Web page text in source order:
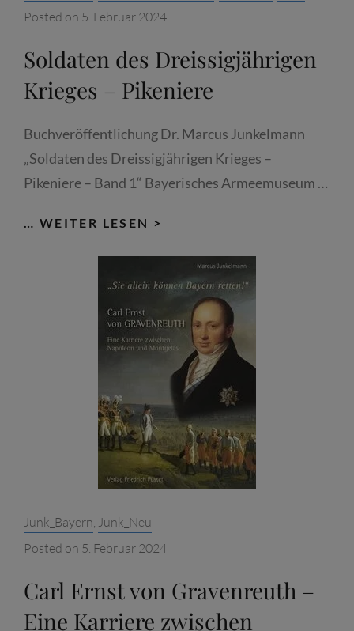
Posted on 5. Februar 2024
Soldaten des Dreissigjährigen
Krieges – Pikeniere
Buchveröffentlichung Dr. Marcus Junkelmann
„Soldaten des Dreissigjährigen Krieges –
Pikeniere – Band 1“ Bayerisches Armeemuseum …
… WEITER LESEN >
DREISSIGJÄHRIGEN
KRIEGES
PIKENIERE
Categories:
Junk_Bayern Junk_Neu
Posted on 5. Februar 2024
Carl Ernst von Gravenreuth –
Eine Karriere zwischen